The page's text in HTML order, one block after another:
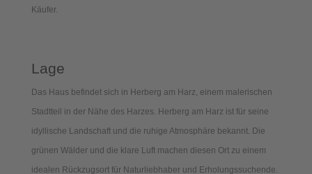
Käufer.
Lage
Das Haus befindet sich in Herberg am Harz, einem malerischen
Stadtteil in der Nähe des Harzes. Herberg am Harz ist für seine
idyllische Landschaft und die ruhige Atmosphäre bekannt. Die
grünen Wälder und die klare Luft machen diesen Ort zu einem
idealen Rückzugsort für Naturliebhaber und Erholungssuchende.